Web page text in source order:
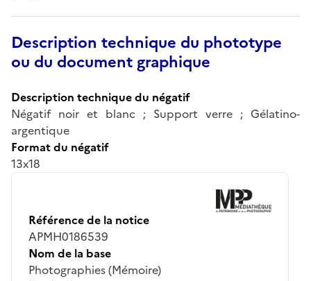
Description technique du phototype
ou du document graphique
Description technique du négatif
Négatif noir et blanc ; Support verre ; Gélatino-
argentique
Format du négatif
13x18
Référence de la notice
APMH0186539
Nom de la base
Photographies (Mémoire)